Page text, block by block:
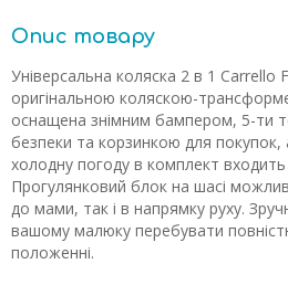
Опис товару
Універсальна коляска 2 в 1 Carrello
оригінальною коляскою-
оснащена знімним бампером, 5-ти
безпеки та корзинкою для
холодну погоду в комплект
Прогулянковий блок на шасі
до мами, так і в напрямку руху.
вашому малюку перебувати
положенні.